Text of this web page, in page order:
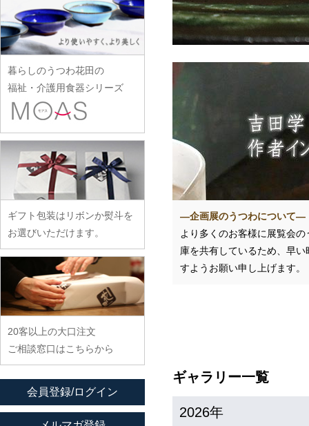
―企画展のうつわについて―
より多くのお客様に展覧会
庫を共有しているため、早
すようお願い申し上げます。
ギャラリー一覧
2026年
和泉良法
市川知也
伊藤聡信
伊藤孝英
井銅心平
稲村真耶
イム サエム
イレヤガラス
岩舘隆（浄法寺）
臼田けい子
海野裕
浦陽子
遠藤マサヒロ
大井寛史
大久保公太郎
大沢和義
大平新五
大前史
大和田友香
工藤和彦
熊谷峻
小泉敦信
こいずみみゆき
古賀雄二郎
小寺暁洋
小林巧征
小牧広平
近藤亮介
鈴木涼子
須谷窯
滴生舎
土井康治朗
土井宏友
陶房独歩炎
徳永遊心
富山孝一
土本訓寛・土本久美子
野口悦士
日高直子
ヒヅミ峠舎
樋山真弓
平岡正弘
平林秀幸
廣野俊彦
廣政毅
ふじい製作所
藤崎均
藤田永子
藤塚光男
ほたる窯
堀畑蘭
みずのみさ
光井威善
三留舞
宮岡麻衣子
宮崎孝彦
三輪周太郎
武曽健一
村田森
村田菜穂美
木工ヤマニ
森知恵子
森悠紀子
森下綾
Yu-ten
雪ノ浦裕一
吉岡将弐
吉田学
余宮隆
暮らしのうつわ花田の
福祉・介護用食器シリーズ
ギフト包装はリボンか熨斗を
お選びいただけます。
20客以上の大口注文
ご相談窓口はこちらから
会員登録/ログイン